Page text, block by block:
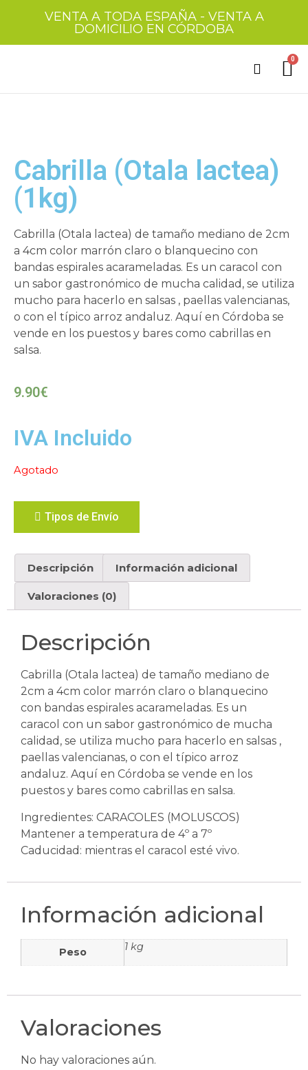
VENTA A TODA ESPAÑA - VENTA A
DOMICILIO EN CÓRDOBA
Cabrilla (Otala lactea)
(1kg)
Cabrilla (Otala lactea) de tamaño mediano de 2cm
a 4cm color marrón claro o blanquecino con
bandas espirales acarameladas. Es un caracol con
un sabor gastronómico de mucha calidad, se utiliza
mucho para hacerlo en salsas , paellas valencianas,
o con el típico arroz andaluz. Aquí en Córdoba se
vende en los puestos y bares como cabrillas en
salsa.
9.90€
IVA Incluido
Agotado
Tipos de Envío
Descripción Información adicional
Valoraciones (0)
Descripción
Cabrilla (Otala lactea) de tamaño mediano de
2cm a 4cm color marrón claro o blanquecino
con bandas espirales acarameladas. Es un
caracol con un sabor gastronómico de mucha
calidad, se utiliza mucho para hacerlo en salsas ,
paellas valencianas, o con el típico arroz
andaluz. Aquí en Córdoba se vende en los
puestos y bares como cabrillas en salsa.
Ingredientes: CARACOLES (MOLUSCOS)
Mantener a temperatura de 4º a 7º
Caducidad: mientras el caracol esté vivo.
Información adicional
Peso 1 kg
Valoraciones
No hay valoraciones aún.